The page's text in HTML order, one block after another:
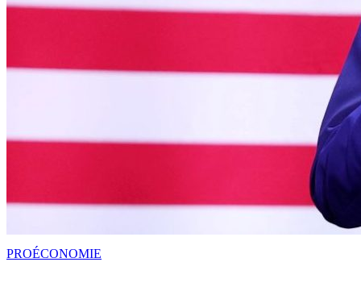
PROÉCONOMIE